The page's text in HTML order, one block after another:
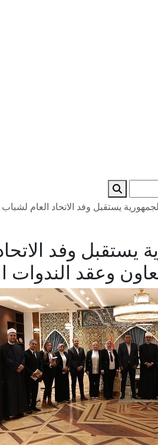
يستقبل وفد الاتحاد العام
يستقبل وفد
وعقد الندوات